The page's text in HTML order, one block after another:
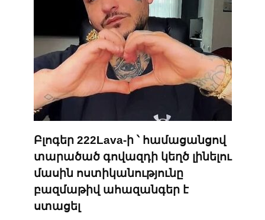
Բլոգեր 222Lava-ի ՝ համացանցով
տարածած գովազդի կեղծ լինելու
մասին ոստիկանությունը
բազմաթիվ ահազանգեր է
ստացել